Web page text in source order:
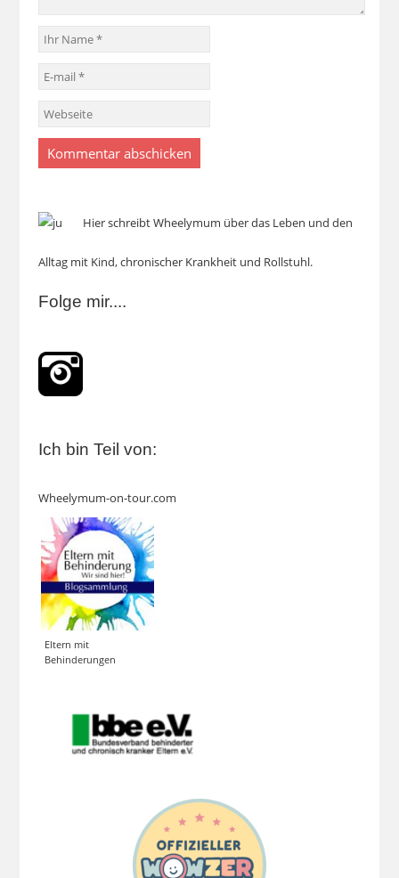
Hier schreibt Wheelymum über das Leben und den
Alltag mit Kind, chronischer Krankheit und Rollstuhl.
Folge mir....
Ich bin Teil von:
Wheelymum-on-tour.com
Eltern mit
Behinderungen